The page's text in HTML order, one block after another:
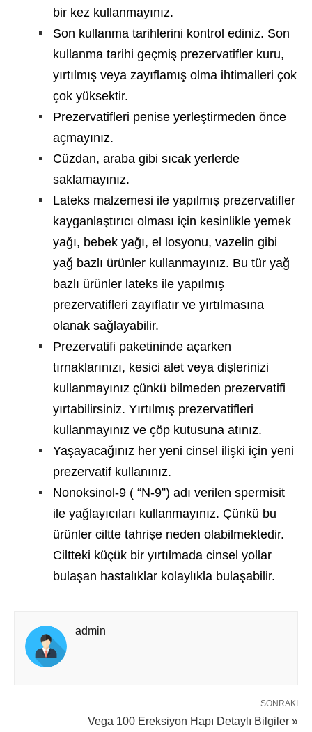
bir kez kullanmayınız.
Son kullanma tarihlerini kontrol ediniz. Son
kullanma tarihi geçmiş prezervatifler kuru,
yırtılmış veya zayıflamış olma ihtimalleri çok
çok yüksektir.
Prezervatifleri penise yerleştirmeden önce
açmayınız.
Cüzdan, araba gibi sıcak yerlerde
saklamayınız.
Lateks malzemesi ile yapılmış prezervatifler
kayganlaştırıcı olması için kesinlikle yemek
yağı, bebek yağı, el losyonu, vazelin gibi
yağ bazlı ürünler kullanmayınız. Bu tür yağ
bazlı ürünler lateks ile yapılmış
prezervatifleri zayıflatır ve yırtılmasına
olanak sağlayabilir.
Prezervatifi paketininde açarken
tırnaklarınızı, kesici alet veya dişlerinizi
kullanmayınız çünkü bilmeden prezervatifi
yırtabilirsiniz. Yırtılmış prezervatifleri
kullanmayınız ve çöp kutusuna atınız.
Yaşayacağınız her yeni cinsel ilişki için yeni
prezervatif kullanınız.
Nonoksinol-9 ( “N-9”) adı verilen spermisit
ile yağlayıcıları kullanmayınız. Çünkü bu
ürünler ciltte tahrişe neden olabilmektedir.
Ciltteki küçük bir yırtılmada cinsel yollar
bulaşan hastalıklar kolaylıkla bulaşabilir.
admin
SONRAKI
Vega 100 Ereksiyon Hapı Detaylı Bilgiler »